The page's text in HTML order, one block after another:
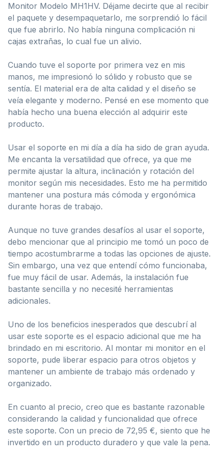
Monitor Modelo ‎MH1HV. Déjame decirte que al recibir
el paquete y desempaquetarlo, me sorprendió lo fácil
que fue abrirlo. No había ninguna complicación ni
cajas extrañas, lo cual fue un alivio.
Cuando tuve el soporte por primera vez en mis
manos, me impresionó lo sólido y robusto que se
sentía. El material era de alta calidad y el diseño se
veía elegante y moderno. Pensé en ese momento que
había hecho una buena elección al adquirir este
producto.
Usar el soporte en mi día a día ha sido de gran ayuda.
Me encanta la versatilidad que ofrece, ya que me
permite ajustar la altura, inclinación y rotación del
monitor según mis necesidades. Esto me ha permitido
mantener una postura más cómoda y ergonómica
durante horas de trabajo.
Aunque no tuve grandes desafíos al usar el soporte,
debo mencionar que al principio me tomó un poco de
tiempo acostumbrarme a todas las opciones de ajuste.
Sin embargo, una vez que entendí cómo funcionaba,
fue muy fácil de usar. Además, la instalación fue
bastante sencilla y no necesité herramientas
adicionales.
Uno de los beneficios inesperados que descubrí al
usar este soporte es el espacio adicional que me ha
brindado en mi escritorio. Al montar mi monitor en el
soporte, pude liberar espacio para otros objetos y
mantener un ambiente de trabajo más ordenado y
organizado.
En cuanto al precio, creo que es bastante razonable
considerando la calidad y funcionalidad que ofrece
este soporte. Con un precio de 72,95 €, siento que he
invertido en un producto duradero y que vale la pena.